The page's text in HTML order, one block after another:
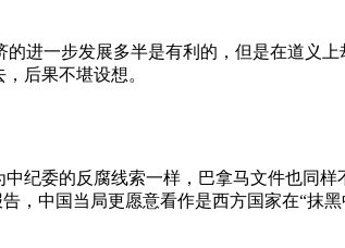
进一步发展多半是有利的，但是在道义
后果不堪设想。
纪委的反腐线索一样，巴拿马文件也同
，中国当局更愿意看作是西方国家在“抹黑